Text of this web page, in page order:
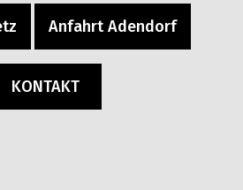
Anfahrt Adendorf
KONTAKT